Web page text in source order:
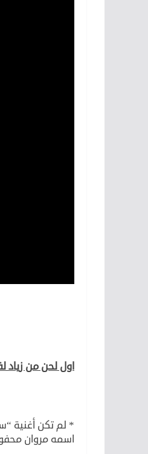
اول لحن من زياد
* لم تكن أغنية
اسمه مروان